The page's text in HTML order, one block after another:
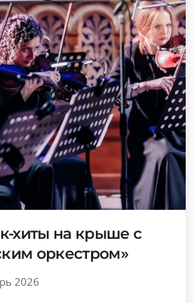
хиты на крыше с
оркестром»
2026